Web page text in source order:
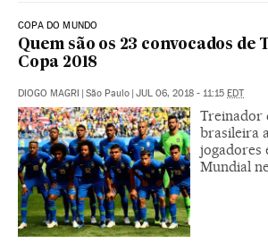
COPA DO MUNDO
Quem são os 23 convocados de
Copa 2018
DIOGO MAGRI | São Paulo | JUL 06, 2018 - 11:15 EDT
Treinador
brasileira
jogadores
Mundial